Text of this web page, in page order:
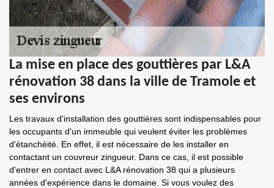
La mise en place des gouttières par L&A
rénovation 38 dans la ville de Tramole et
ses environs
Les travaux d'installation des gouttières sont indispensables pour
les occupants d'un immeuble qui veulent éviter les problèmes
d'étanchéité. En effet, il est nécessaire de les installer en
contactant un couvreur zingueur. Dans ce cas, il est possible
d'entrer en contact avec L&A rénovation 38 qui a plusieurs
années d'expérience dans le domaine. Si vous voulez des